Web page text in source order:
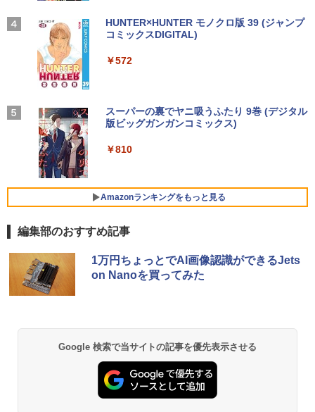
SD1TB メモリ16GB 軽量 薄型 ダイナブ
ック
￥29,800
ノートパソコン 新品 Office付き 初心者
向け 初期設定済 Win11 Pro 日本語キー
メモリー:8GB 高速SSD:512GB最大 lapt
￥29,800
レビュー投稿 5年保証｜MS Office 2024
H&B 搭載｜中古ノートパソコン Windo
ws11 Office付｜テンキー DVD 搭載｜C
PC Word Excel
e/中古 デスクトップ デスクトップPC/Wi
ndows11
￥22,800
□■※ 【USB端子多数搭載!】 HP デスク
トップPC ProDesk 600 G6 SFF Corei5-
チ/Win11 動作確認 【中古】送料無料
5
DELL OptiPlex 3060 Micro【Core i5-84
00T/8GB(DDR4)/500GB/Win11-64bit】
￥16,800
プレイ 液晶ディスプレイ 液晶モニター r
ankC
￥8,550
モバイルモニター 15.6インチ InnoView
モバイルディスプレイ 自立型 1920*1080
薄型 軽量 持ち運び 壁掛けに対応 Switc
￥8,980
【期間限定10%OFFクーポン 8/12 10時
まで】 ゲーミングモニター 24.5インチ F
HD 240Hz 1ms Fast IPSパネル HDMI2.0
40
集】アイアムオリーブ増刊号 NO.1 ハマ
ナカ
￥950
魔女と傭兵（9） 【電子書籍】[ 宮木真人
]
￥792
【2026年アップグレード版】AOKIMI ワイヤ
レスイヤホン bluetooth イヤホン V12 小型
るーとゅーす コードレス ENCノイズキャン
￥1,964
￥3,480
On My Road (Stadium ver.)
BUGS LIFE
by Amazon 炭酸水 ラベルレス 500ml ×24本
art Basic)
コカ・コーラ やかんの麦茶 from 爽健美茶 ラ
HUNTER×HUNTER モノクロ版 39 (ジャンプ
コミックスDIGITAL)
￥572
スーパーの裏でヤニ吸うふたり 9巻 (デジタル
版ビッグガンガンコミックス)
￥810
Amazonランキングをもっと見る
編集部のおすすめ記事
1万円ちょっとでAI画像認識ができるJets
on Nanoを買ってみた
Google 検索で当サイトの記事を優先表示させる